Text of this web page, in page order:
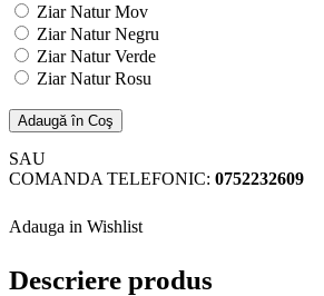
Ziar Natur Mov
Ziar Natur Negru
Ziar Natur Verde
Ziar Natur Rosu
Adaugă în Coş
SAU
COMANDA TELEFONIC: 0752232609
Adauga in Wishlist
Descriere produs